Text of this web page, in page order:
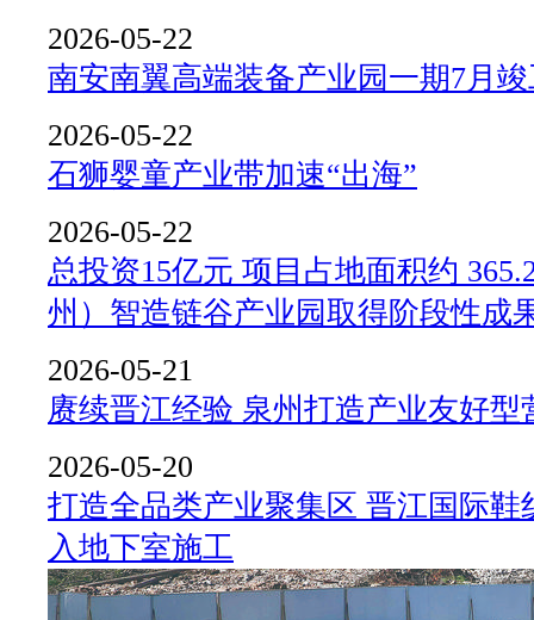
2026-05-22
南安南翼高端装备产业园一期7月
2026-05-22
石狮婴童产业带加速“出海”
2026-05-22
总投资15亿元 项目占地面积约
州）智造链谷产业园取得阶段性成
2026-05-21
赓续晋江经验 泉州打造产业友好型
2026-05-20
打造全品类产业聚集区 晋江国际鞋
入地下室施工